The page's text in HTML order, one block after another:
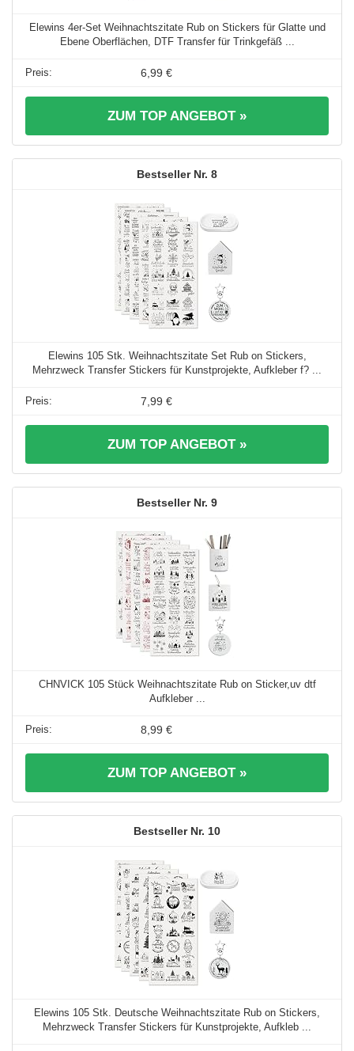
Elewins 4er-Set Weihnachtszitate Rub on Stickers für Glatte und
Ebene Oberflächen, DTF Transfer für Trinkgefäß ...
6,99 €
ZUM TOP ANGEBOT »
8
Elewins 105 Stk. Weihnachtszitate Set Rub on Stickers,
Mehrzweck Transfer Stickers für Kunstprojekte, Aufkleber f? ...
7,99 €
ZUM TOP ANGEBOT »
9
CHNVICK 105 Stück Weihnachtszitate Rub on Sticker,uv dtf
Aufkleber ...
8,99 €
ZUM TOP ANGEBOT »
10
Elewins 105 Stk. Deutsche Weihnachtszitate Rub on Stickers,
Mehrzweck Transfer Stickers für Kunstprojekte, Aufkleb ...